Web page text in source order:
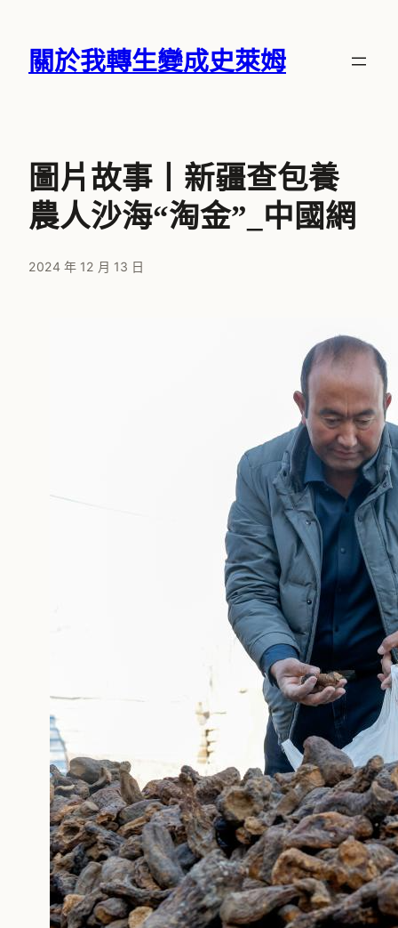
關於我轉生變成史萊姆
圖片故事丨新疆查包養
農人沙海“淘金”_中國網
2024 年 12 月 13 日